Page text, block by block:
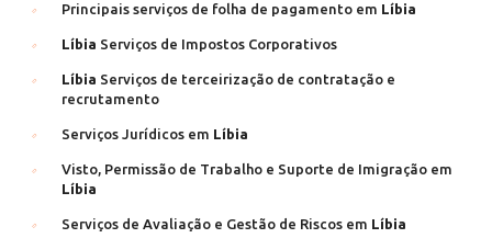
Principais serviços de folha de pagamento em Líbia
Líbia Serviços de Impostos Corporativos
Líbia Serviços de terceirização de contratação e
recrutamento
Serviços Jurídicos em Líbia
Visto, Permissão de Trabalho e Suporte de Imigração em
Líbia
Serviços de Avaliação e Gestão de Riscos em Líbia